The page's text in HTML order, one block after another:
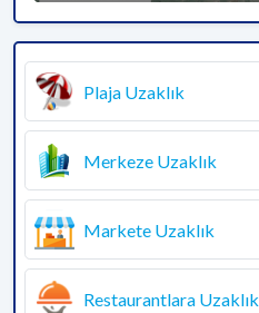
Plaja Uzaklık
Merkeze Uzaklık
Markete Uzaklık
Restaurantlara Uzaklık